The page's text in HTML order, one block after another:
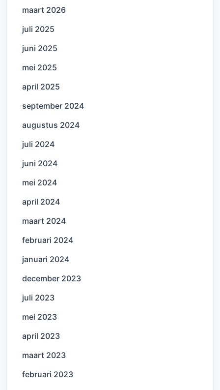
maart 2026
juli 2025
juni 2025
mei 2025
april 2025
september 2024
augustus 2024
juli 2024
juni 2024
mei 2024
april 2024
maart 2024
februari 2024
januari 2024
december 2023
juli 2023
mei 2023
april 2023
maart 2023
februari 2023